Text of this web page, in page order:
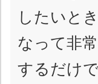
したいと
なって非
するだけ